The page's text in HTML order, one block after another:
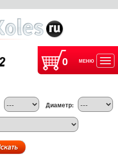
0 МЕНЮ
Диаметр: